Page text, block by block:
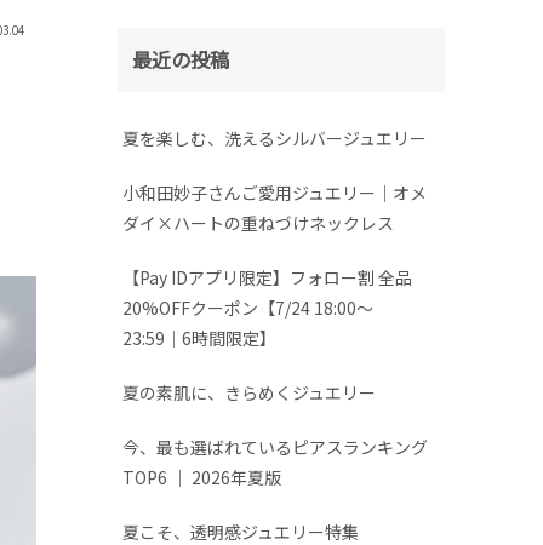
最近の投稿
夏を楽しむ、洗えるシルバージュエリー
小和田妙子さんご愛用ジュエリー｜オメ
ダイ×ハートの重ねづけネックレス
【Pay IDアプリ限定】フォロー割 全品
20%OFFクーポン【7/24 18:00～
23:59│6時間限定】
夏の素肌に、きらめくジュエリー
今、最も選ばれているピアスランキング
TOP6 │ 2026年夏版
夏こそ、透明感ジュエリー特集